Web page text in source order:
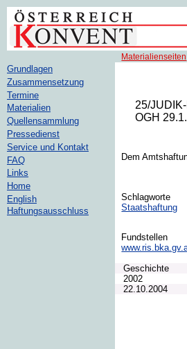
Materialienseiten
25/
OGH
Dem
Schlagworte
Staatshaftung
Fundstellen
Geschichte
2002
22.10.2004
Grundlagen
Zusammensetzung
Termine
Materialien
Quellensammlung
Pressedienst
Service und Kontakt
FAQ
Links
Home
English
Haftungsausschluss